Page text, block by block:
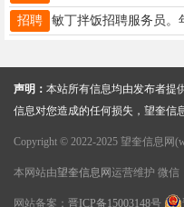
招聘
声明： 本站所有信息均由发布者提
信息对您造成的任何损失，望奎信
Copyright © 2022-2025 望奎信息网
本网站由望奎信息网 运营维护 微信
网站备案： 晋ICP备15003148号